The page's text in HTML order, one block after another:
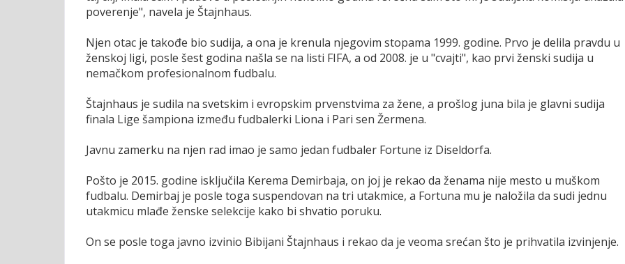
poverenje", navela je Štajnhaus.
Njen otac je takođe bio sudija, a ona je krenula njegovim stopama 1999. godine. Prvo je delila pravdu u
ženskoj ligi, posle šest godina našla se na listi FIFA, a od 2008. je u "cvajti", kao prvi ženski sudija u
nemačkom profesionalnom fudbalu.
Štajnhaus je sudila na svetskim i evropskim prvenstvima za žene, a prošlog juna bila je glavni sudija
finala Lige šampiona između fudbalerki Liona i Pari sen Žermena.
Javnu zamerku na njen rad imao je samo jedan fudbaler Fortune iz Diseldorfa.
Pošto je 2015. godine isključila Kerema Demirbaja, on joj je rekao da ženama nije mesto u muškom
fudbalu. Demirbaj je posle toga suspendovan na tri utakmice, a Fortuna mu je naložila da sudi jednu
utakmicu mlađe ženske selekcije kako bi shvatio poruku.
On se posle toga javno izvinio Bibijani Štajnhaus i rekao da je veoma srećan što je prihvatila izvinjenje.